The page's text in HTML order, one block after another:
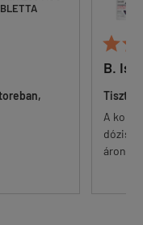

B.
A
dózisú
áron.